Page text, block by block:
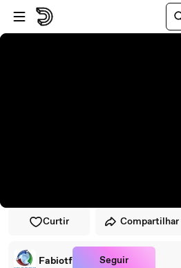
Pular para o player
Ir para o conteúdo principal
Curtir Compartilhar
Fabiotf Seguir